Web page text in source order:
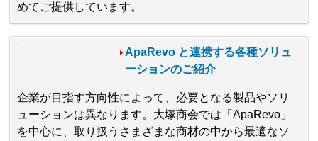
めてご提供しています。
ApaRevo と連携する各種ソリュ
ーションのご紹介
企業が目指す方向性によって、必要となる製品やソリ
ューションは異なります。大塚商会では「ApaRevo」
を中心に、取り扱うさまざまな商材の中から最適なソ